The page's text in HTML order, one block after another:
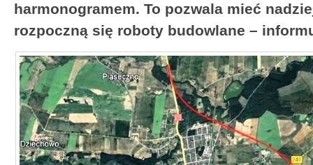
harmonogramem. To pozwala mieć
rozpoczną się roboty budowlane –